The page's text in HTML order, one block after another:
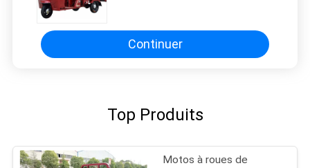
Continuer
Top Produits
Motos à roues de